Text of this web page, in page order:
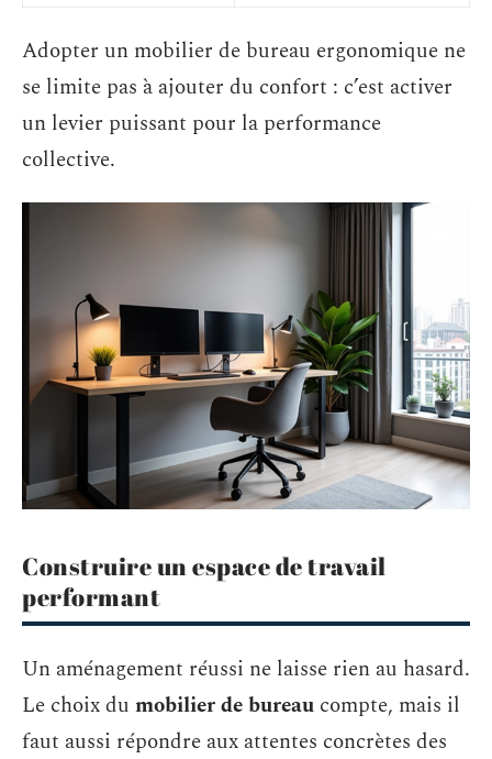
Adopter un mobilier de bureau ergonomique ne
se limite pas à ajouter du confort : c’est activer
un levier puissant pour la performance
collective.
Construire un espace de travail
performant
Un aménagement réussi ne laisse rien au hasard.
Le choix du mobilier de bureau compte, mais il
faut aussi répondre aux attentes concrètes des